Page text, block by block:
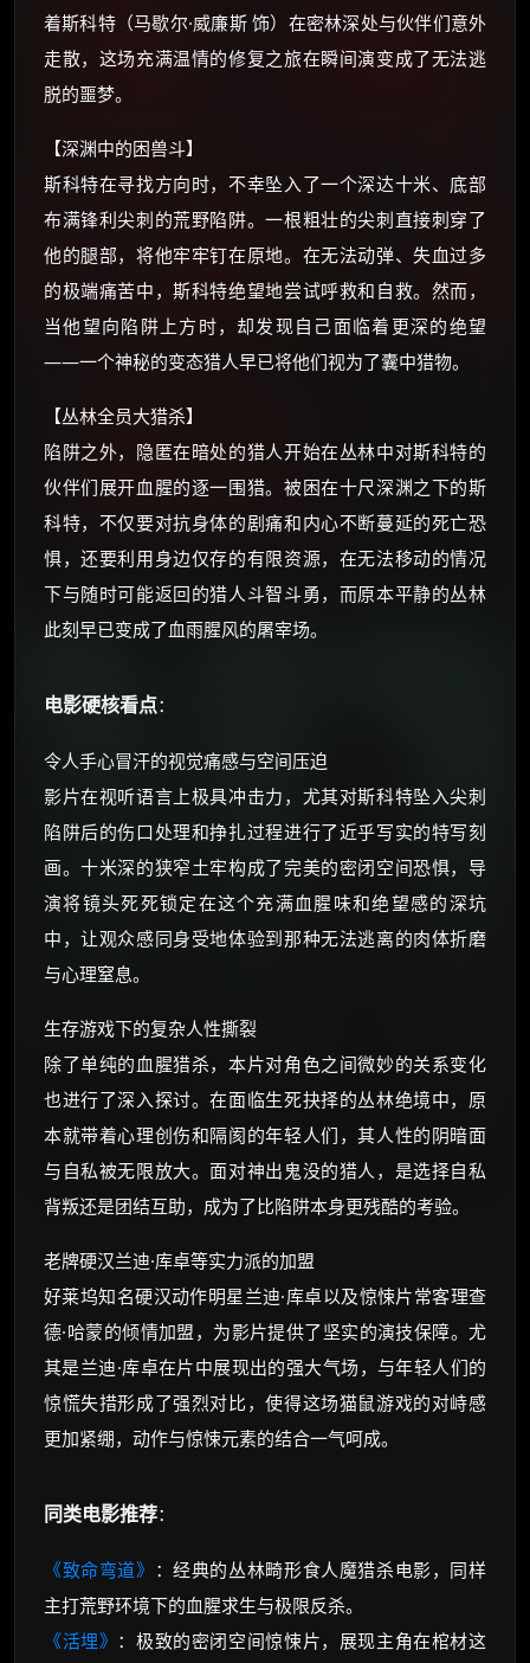
着斯科特（马歇尔·威廉斯 饰）在密林深处与伙伴们意外
走散，这场充满温情的修复之旅在瞬间演变成了无法逃
脱的噩梦。
【深渊中的困兽斗】
斯科特在寻找方向时，不幸坠入了一个深达十米、底部
布满锋利尖刺的荒野陷阱。一根粗壮的尖刺直接刺穿了
他的腿部，将他牢牢钉在原地。在无法动弹、失血过多
的极端痛苦中，斯科特绝望地尝试呼救和自救。然而，
当他望向陷阱上方时，却发现自己面临着更深的绝望
——一个神秘的变态猎人早已将他们视为了囊中猎物。
【丛林全员大猎杀】
陷阱之外，隐匿在暗处的猎人开始在丛林中对斯科特的
伙伴们展开血腥的逐一围猎。被困在十尺深渊之下的斯
科特，不仅要对抗身体的剧痛和内心不断蔓延的死亡恐
惧，还要利用身边仅存的有限资源，在无法移动的情况
下与随时可能返回的猎人斗智斗勇，而原本平静的丛林
此刻早已变成了血雨腥风的屠宰场。
电影硬核看点：
令人手心冒汗的视觉痛感与空间压迫
影片在视听语言上极具冲击力，尤其对斯科特坠入尖刺
陷阱后的伤口处理和挣扎过程进行了近乎写实的特写刻
画。十米深的狭窄土牢构成了完美的密闭空间恐惧，导
演将镜头死死锁定在这个充满血腥味和绝望感的深坑
中，让观众感同身受地体验到那种无法逃离的肉体折磨
与心理窒息。
生存游戏下的复杂人性撕裂
除了单纯的血腥猎杀，本片对角色之间微妙的关系变化
也进行了深入探讨。在面临生死抉择的丛林绝境中，原
本就带着心理创伤和隔阂的年轻人们，其人性的阴暗面
与自私被无限放大。面对神出鬼没的猎人，是选择自私
背叛还是团结互助，成为了比陷阱本身更残酷的考验。
老牌硬汉兰迪·库卓等实力派的加盟
好莱坞知名硬汉动作明星兰迪·库卓以及惊悚片常客理查
德·哈蒙的倾情加盟，为影片提供了坚实的演技保障。尤
其是兰迪·库卓在片中展现出的强大气场，与年轻人们的
惊慌失措形成了强烈对比，使得这场猫鼠游戏的对峙感
更加紧绷，动作与惊悚元素的结合一气呵成。
同类电影推荐：
《致命弯道》 ：经典的丛林畸形食人魔猎杀电影，同样
主打荒野环境下的血腥求生与极限反杀。
《活埋》 ：极致的密闭空间惊悚片，展现主角在棺材这
你需要的各种会员，都可低价购买！
如夸克12个月送14天 最低75元！
价格有浮动，请直接搜索查最低价！
优惠券、活动红包，每日可领。
⚡ 前往【大淘客】领红包